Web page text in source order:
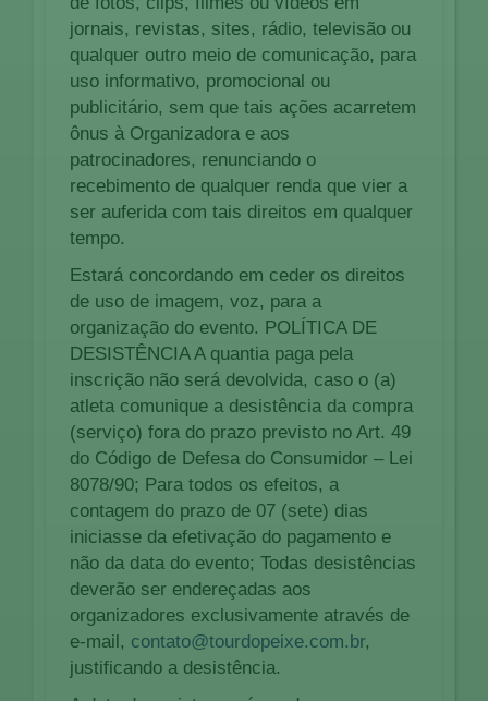
jornais, revistas, sites, rádio, televisão ou
qualquer outro meio de comunicação, para
uso informativo, promocional ou
publicitário, sem que tais ações acarretem
ônus à Organizadora e aos
patrocinadores, renunciando o
recebimento de qualquer renda que vier a
ser auferida com tais direitos em qualquer
tempo.
Estará concordando em ceder os direitos
de uso de imagem, voz, para a
organização do evento. POLÍTICA DE
DESISTÊNCIA A quantia paga pela
inscrição não será devolvida, caso o (a)
atleta comunique a desistência da compra
(serviço) fora do prazo previsto no Art. 49
do Código de Defesa do Consumidor – Lei
8078/90; Para todos os efeitos, a
contagem do prazo de 07 (sete) dias
iniciasse da efetivação do pagamento e
não da data do evento; Todas desistências
deverão ser endereçadas aos
organizadores exclusivamente através de
e-mail, contato@tourdopeixe.com.br,
justificando a desistência.